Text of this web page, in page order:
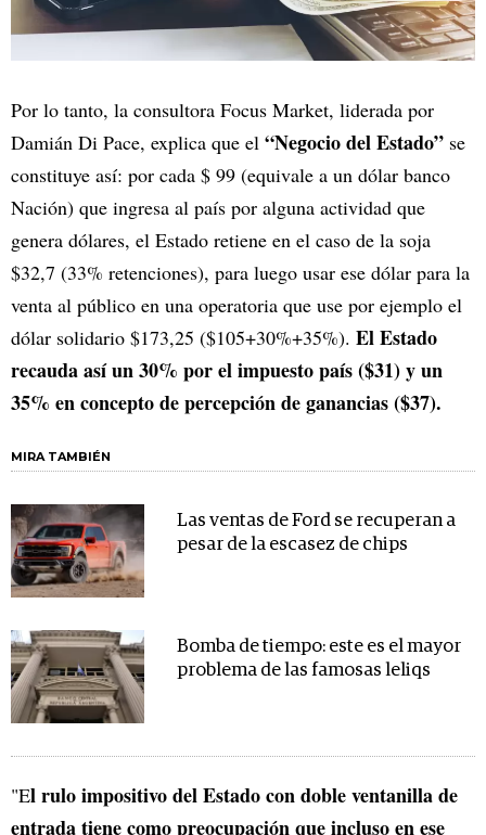
Por lo tanto, la consultora Focus Market, liderada por
Damián Di Pace, explica que el “Negocio del Estado” se
constituye así: por cada $ 99 (equivale a un dólar banco
Nación) que ingresa al país por alguna actividad que
genera dólares, el Estado retiene en el caso de la soja
$32,7 (33% retenciones), para luego usar ese dólar para la
venta al público en una operatoria que use por ejemplo el
dólar solidario $173,25 ($105+30%+35%). El Estado
recauda así un 30% por el impuesto país ($31) y un
35% en concepto de percepción de ganancias ($37).
MIRA TAMBIÉN
Las ventas de Ford se recuperan a
pesar de la escasez de chips
Bomba de tiempo: este es el mayor
problema de las famosas leliqs
"El rulo impositivo del Estado con doble ventanilla de
entrada tiene como preocupación que incluso en ese